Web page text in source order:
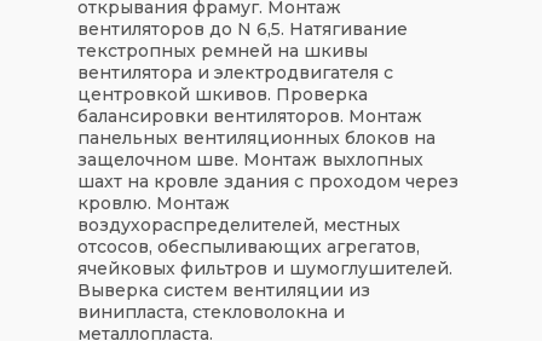
открывания фрамуг. Монтаж
вентиляторов до N 6,5. Натягивание
текстропных ремней на шкивы
вентилятора и электродвигателя с
центровкой шкивов. Проверка
балансировки вентиляторов. Монтаж
панельных вентиляционных блоков на
защелочном шве. Монтаж выхлопных
шахт на кровле здания с проходом через
кровлю. Монтаж
воздухораспределителей, местных
отсосов, обеспыливающих агрегатов,
ячейковых фильтров и шумоглушителей.
Выверка систем вентиляции из
винипласта, стекловолокна и
металлопласта.